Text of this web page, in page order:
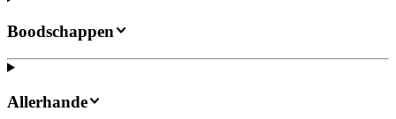
Boodschappen
Allerhande